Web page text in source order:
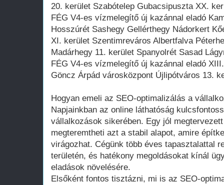
20. kerület Szabótelep Gubacsipuszta XX.
FÉG V4-es vízmelegítő új kazánnal eladó
Hosszúrét Sashegy Gellérthegy Nádorkert
XI. kerület Szentimreváros Albertfalva
Madárhegy 11. kerület Spanyolrét Sasad
FÉG V4-es vízmelegítő új kazánnal eladó
Göncz Árpád városközpont Újlipótváros 13.
Hogyan emeli az SEO-optimalizálás a
Napjainkban az online láthatóság
vállalkozások sikerében. Egy jól
megteremtheti azt a stabil alapot, amire
virágozhat. Cégünk több éves tapasztalattal
területén, és hatékony megoldásokat kínál
eladások növelésére.
Elsőként fontos tisztázni, mi is az SEO-